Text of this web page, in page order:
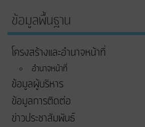
ข้อมูลพื้นฐาน
โครงสร้างและอำนาจหน้าที่
อำนาจหน้าที่
ข้อมูลผู้บริหาร
ข้อมูลการติดต่อ
ข่าวประชาสัมพันธ์